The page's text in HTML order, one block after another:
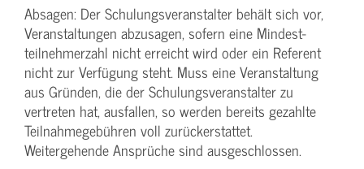
Absagen: Der Schulungs­veranstalter behält sich vor,
Veranstaltungen abzusagen, sofern eine Mindest­
teilnehmerzahl nicht erreicht wird oder ein Referent
nicht zur Verfügung steht. Muss eine Veranstaltung
aus Gründen, die der Schulungs­veranstalter zu
vertreten hat, ausfallen, so werden bereits gezahlte
Teilnahme­gebühren voll zurückerstattet.
Weitergehende Ansprüche sind ausgeschlossen.